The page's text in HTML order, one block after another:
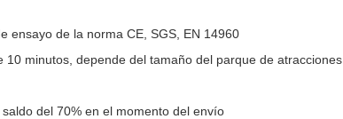
ensayo de la norma CE, SGS, EN 14960
10 minutos, depende del tamaño del parque de atracciones
del 70% en el momento del envío